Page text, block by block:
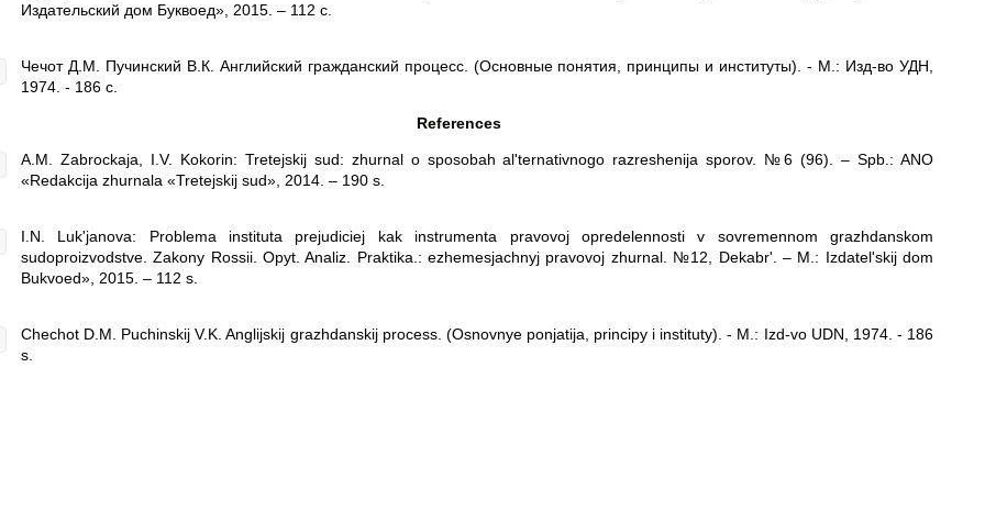
Издательский дом Буквоед», 2015. – 112 с.
Чечот Д.М. Пучинский В.К. Английский гражданский процесс. (Основные понятия, принципы и институты). - М.: Изд-во УДН,
1974. - 186 с.
References
A.M. Zabrockaja, I.V. Kokorin: Tretejskij sud: zhurnal o sposobah al'ternativnogo razreshenija sporov. №6 (96). – Spb.: ANO
«Redakcija zhurnala «Tretejskij sud», 2014. – 190 s.
I.N. Luk'janova: Problema instituta prejudiciej kak instrumenta pravovoj opredelennosti v sovremennom grazhdanskom
sudoproizvodstve. Zakony Rossii. Opyt. Analiz. Praktika.: ezhemesjachnyj pravovoj zhurnal. №12, Dekabr'. – M.: Izdatel'skij dom
Bukvoed», 2015. – 112 s.
Chechot D.M. Puchinskij V.K. Anglijskij grazhdanskij process. (Osnovnye ponjatija, principy i instituty). - M.: Izd-vo UDN, 1974. - 186
s.